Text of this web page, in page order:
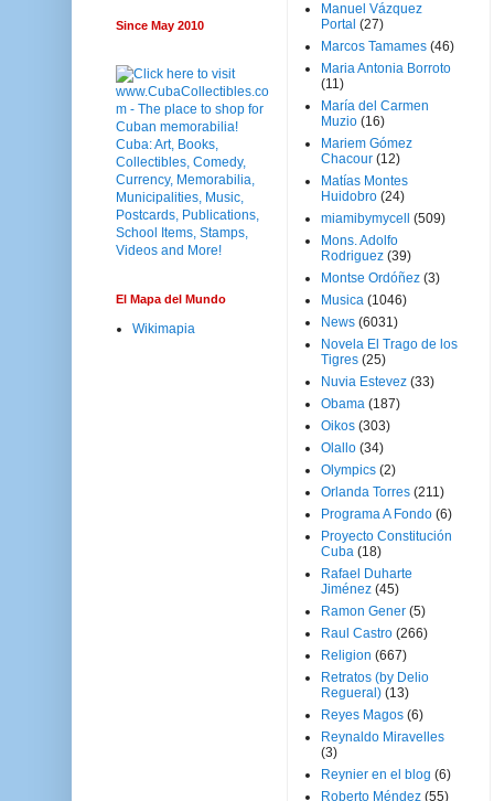
Since May 2010
El Mapa del Mundo
Wikimapia
Manuel Vázquez
Portal (27)
Marcos Tamames (46)
Maria Antonia Borroto
(11)
María del Carmen
Muzio (16)
Mariem Gómez
Chacour (12)
Matías Montes
Huidobro (24)
miamibymycell
(509)
Mons. Adolfo
Rodriguez (39)
Montse Ordóñez (3)
Musica (1046)
News (6031)
Novela El Trago de los
Tigres (25)
Nuvia Estevez (33)
Obama (187)
Oikos (303)
Olallo (34)
Olympics (2)
Orlanda Torres (211)
Programa A Fondo (6)
Proyecto Constitución
Cuba (18)
Rafael Duharte
Jiménez (45)
Ramon Gener (5)
Raul Castro (266)
Religion (667)
Retratos (by Delio
Regueral) (13)
Reyes Magos (6)
Reynaldo Miravelles
(3)
Reynier en el blog (6)
Roberto Méndez (55)